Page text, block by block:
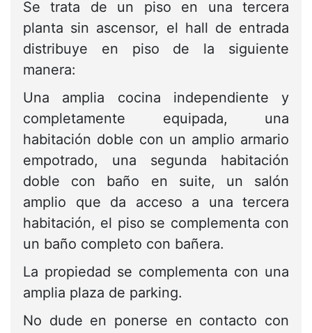
Se trata de un piso en una tercera
planta sin ascensor, el hall de entrada
distribuye en piso de la siguiente
manera:
Una amplia cocina independiente y
completamente equipada, una
habitación doble con un amplio armario
empotrado, una segunda habitación
doble con baño en suite, un salón
amplio que da acceso a una tercera
habitación, el piso se complementa con
un baño completo con bañera.
La propiedad se complementa con una
amplia plaza de parking.
No dude en ponerse en contacto con